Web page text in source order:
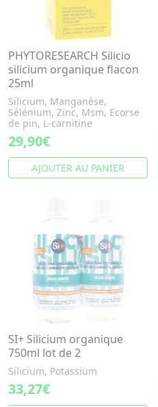
PHYTORESEARCH Silicio
silicium organique flacon
25ml
Silicium, Manganèse,
Sélénium, Zinc, Msm, Ecorse
de pin, L-carnitine
29,90€
AJOUTER AU PANIER
SI+ Silicium organique
750ml lot de 2
Silicium, Potassium
33,27€